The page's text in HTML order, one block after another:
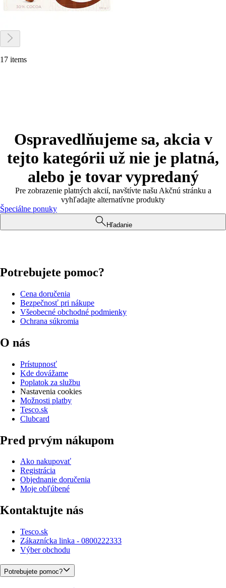
17 items
Ospravedlňujeme sa, akcia v
tejto kategórii už nie je platná,
alebo je tovar vypredaný
Pre zobrazenie platných akcií, navštívte našu Akčnú stránku a
vyhľadajte alternatívne produkty
Špeciálne ponuky
Hľadanie
Potrebujete pomoc?
Cena doručenia
Bezpečnosť pri nákupe
Všeobecné obchodné podmienky
Ochrana súkromia
O nás
Prístupnosť
Kde dovážame
Poplatok za službu
Nastavenia cookies
Možnosti platby
Tesco.sk
Clubcard
Pred prvým nákupom
Ako nakupovať
Registrácia
Objednanie doručenia
Moje obľúbené
Kontaktujte nás
Tesco.sk
Zákaznícka linka - 0800222333
Výber obchodu
Potrebujete pomoc?